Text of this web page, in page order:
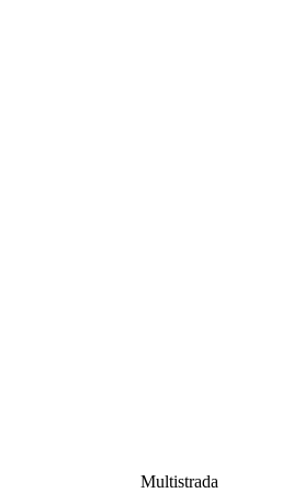
Multistrada